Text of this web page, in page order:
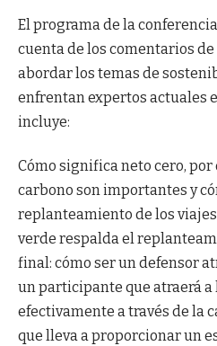
El programa de la
cuenta de los comentarios
abordar los temas de
enfrentan expertos actuales
incluye:
Cómo significa neto cero, por
carbono son importantes y
replanteamiento de los
verde respalda el
final: cómo ser un defensor
un participante que atraerá a
efectivamente a través de la
que lleva a proporcionar un